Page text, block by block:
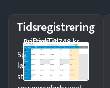
Tidsregistrering
DanTid
Pristjek: 5.748 kr
Spar tid på
lønberegning og få
styr på